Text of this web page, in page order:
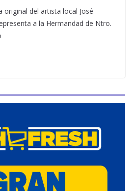
original del artista local José
a la Hermandad de Ntro.